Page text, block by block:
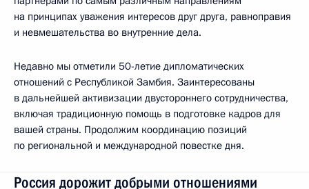
на принципах уважения интересов друг друга, равноправия
и невмешательства во внутренние дела.
Недавно мы отметили 50-летие дипломатических
отношений с Республикой Замбия. Заинтересованы
в дальнейшей активизации двустороннего сотрудничества,
включая традиционную помощь в подготовке кадров для
вашей страны. Продолжим координацию позиций
по региональной и международной повестке дня.
Россия дорожит добрыми отношениями